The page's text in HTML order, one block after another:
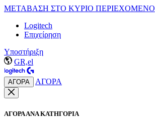
ΜΕΤΑΒΑΣΗ ΣΤΟ ΚΥΡΙΟ ΠΕΡΙΕΧΟΜΕΝΟ
Logitech
Επιχείρηση
Υποστήριξη
GR,el
ΑΓΟΡΑ ΑΓΟΡΑ
ΑΓΟΡΑ ΑΝΑ ΚΑΤΗΓΟΡΙΑ